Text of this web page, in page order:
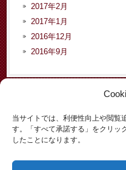
当サイトでは、利便性向上や閲覧
す。「すべて承諾する」をクリッ
したことになります。
2017年2月
2017年1月
2016年12月
2016年9月
お知らせ